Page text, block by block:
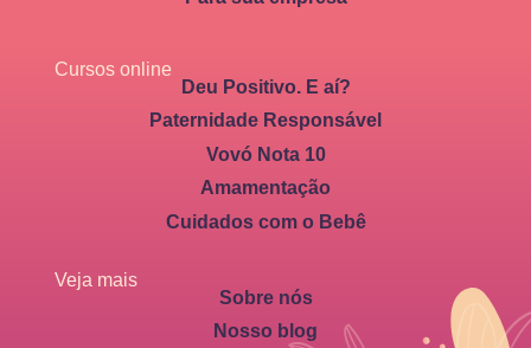
Cursos online
Deu Positivo. E aí?
Paternidade Responsável
Vovó Nota 10
Amamentação
Cuidados com o Bebê
Veja mais
Sobre nós
Nosso blog